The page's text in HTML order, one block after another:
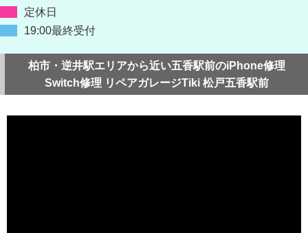
定休日
19:00最終受付
柏市・逆井駅エリアから近い五香駅前のiPhone修理
Switch修理 リペアガレージTiki 松戸五香駅前